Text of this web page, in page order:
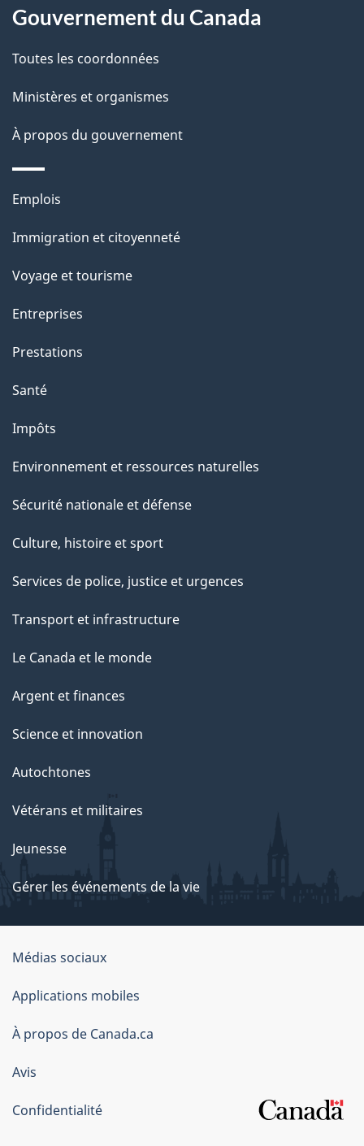
t
a
l
s
l
a
a
g
"
propos
ce
site
Gouvernement du Canada
Toutes les coordonnées
Ministères et organismes
À propos du gouvernement
Thèmes
sujets
Emplois
Immigration et citoyenneté
Voyage et tourisme
Entreprises
Prestations
Santé
Impôts
Environnement et ressources naturelles
Sécurité nationale et défense
Culture, histoire et sport
Services de police, justice et urgences
Transport et infrastructure
Le Canada et le monde
Argent et finances
Science et innovation
Autochtones
Vétérans et militaires
Jeunesse
Gérer les événements de la vie
Organisation
du
gouvernement
du
Canada
Médias sociaux
Applications mobiles
À propos de Canada.ca
Avis
Confidentialité